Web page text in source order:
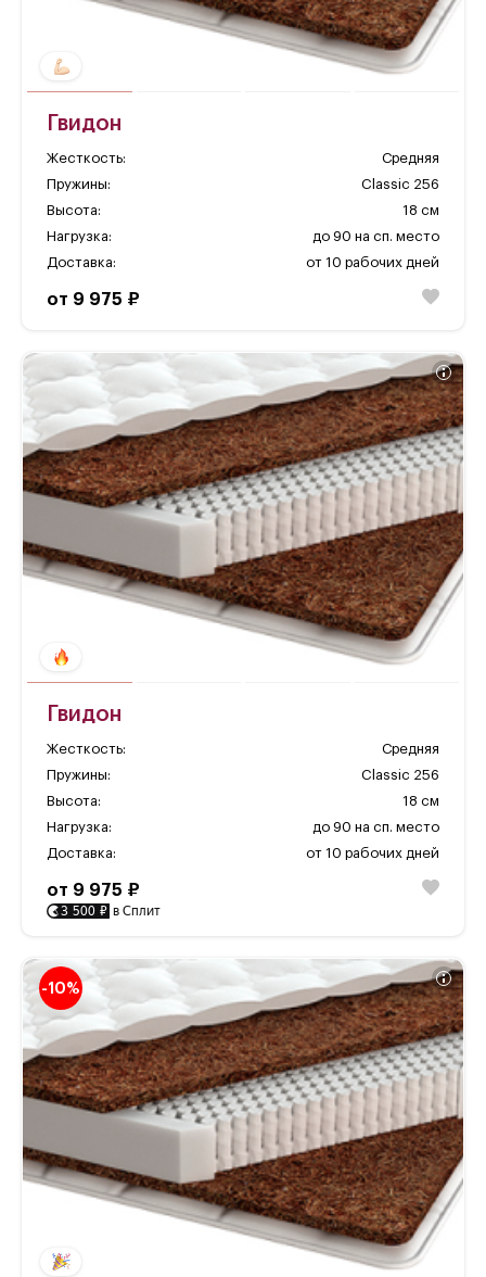
Гвидон
Жесткость:
Средняя
Пружины:
Classic 256
Высота:
18 см
Нагрузка:
до 90 на сп. место
Доставка:
от 10 рабочих дней
от 9 975 ₽
Гвидон
Жесткость:
Средняя
Пружины:
Classic 256
Высота:
18 см
Нагрузка:
до 90 на сп. место
Доставка:
от 10 рабочих дней
от 9 975 ₽
3 500 ₽ в Сплит
-10%